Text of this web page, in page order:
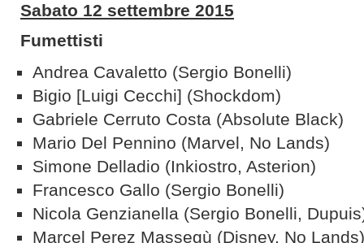
Sabato 12 settembre 2015
Fumettisti
Andrea Cavaletto (Sergio Bonelli)
Bigio [Luigi Cecchi] (Shockdom)
Gabriele Cerruto Costa (Absolute Black)
Mario Del Pennino (Marvel, No Lands)
Simone Delladio (Inkiostro, Asterion)
Francesco Gallo (Sergio Bonelli)
Nicola Genzianella (Sergio Bonelli,
Marcel Perez Massegù (Disney, No Lands)